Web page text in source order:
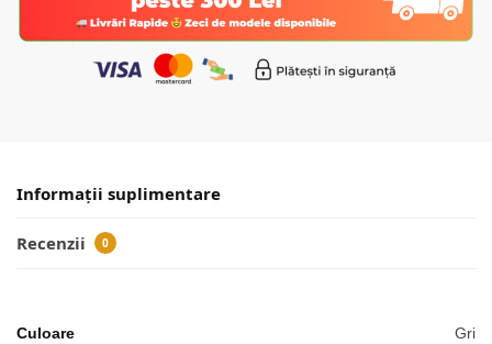
Informații suplimentare
Recenzii 0
Culoare Gri